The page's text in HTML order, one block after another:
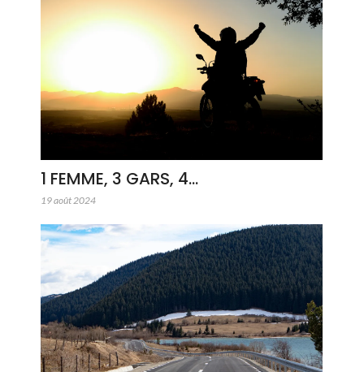
1 FEMME, 3 GARS, 4…
19 août 2024